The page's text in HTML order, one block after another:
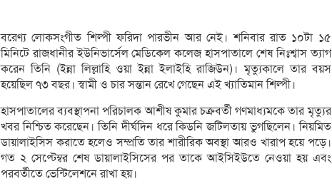
বরেণ্য লোকসংগীত শিল্পী ফরিদা পারভীন আর নেই। শনিবার রাত ১০টা ১৫
মিনিটে রাজধানীর ইউনিভার্সেল মেডিকেল কলেজ হাসপাতালে শেষ নিঃশ্বাস ত্যাগ
করেন তিনি (ইন্না লিল্লাহি ওয়া ইন্না ইলাইহি রাজিউন)। মৃত্যুকালে তার বয়স
হয়েছিল ৭৩ বছর। স্বামী ও চার সন্তান রেখে গেছেন এই খ্যাতিমান শিল্পী।
হাসপাতালের ব্যবস্থাপনা পরিচালক আশীষ কুমার চক্রবর্তী গণমাধ্যমকে তার মৃত্যুর
খবর নিশ্চিত করেছেন। তিনি দীর্ঘদিন ধরে কিডনি জটিলতায় ভুগছিলেন। নিয়মিত
ডায়ালাইসিস করাতে হলেও সম্প্রতি তার শারীরিক অবস্থা আরও খারাপ হয়ে পড়ে।
গত ২ সেপ্টেম্বর শেষ ডায়ালাইসিসের পর তাকে আইসিইউতে নেওয়া হয় এবং
পরবর্তীতে ভেন্টিলেশনে রাখা হয়।